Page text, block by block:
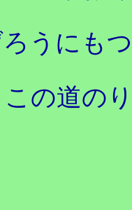
うにも
の道の